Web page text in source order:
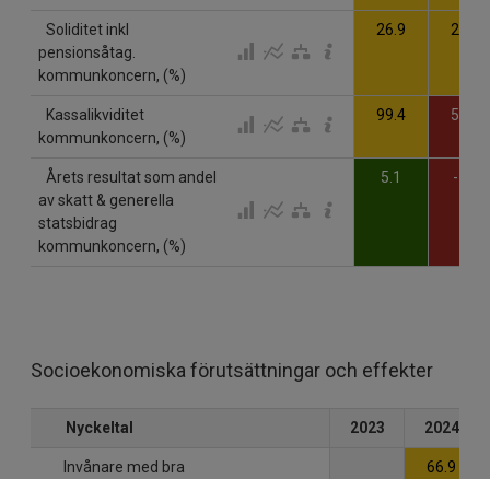
Soliditet inkl
pensionsåtag.
kommunkoncern, (%)
26.9 25.7
Kassalikviditet
kommunkoncern, (%)
99.4 52.1
Årets resultat som andel
av skatt & generella
statsbidrag
kommunkoncern, (%)
5.1 -1.5
Socioekonomiska förutsättningar och effekter
Nyckeltal 2023 2024
Invånare med bra
66.9